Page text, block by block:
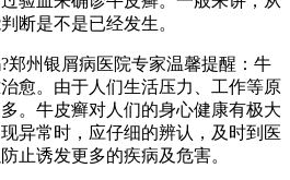
断是不是已经发生。
郑州银屑病医院专家温馨提醒：牛
愈。由于人们生活压力、工作等原
。牛皮癣对人们的身心健康有极大
异常时，应仔细的辨认，及时到医
止诱发更多的疾病及危害。